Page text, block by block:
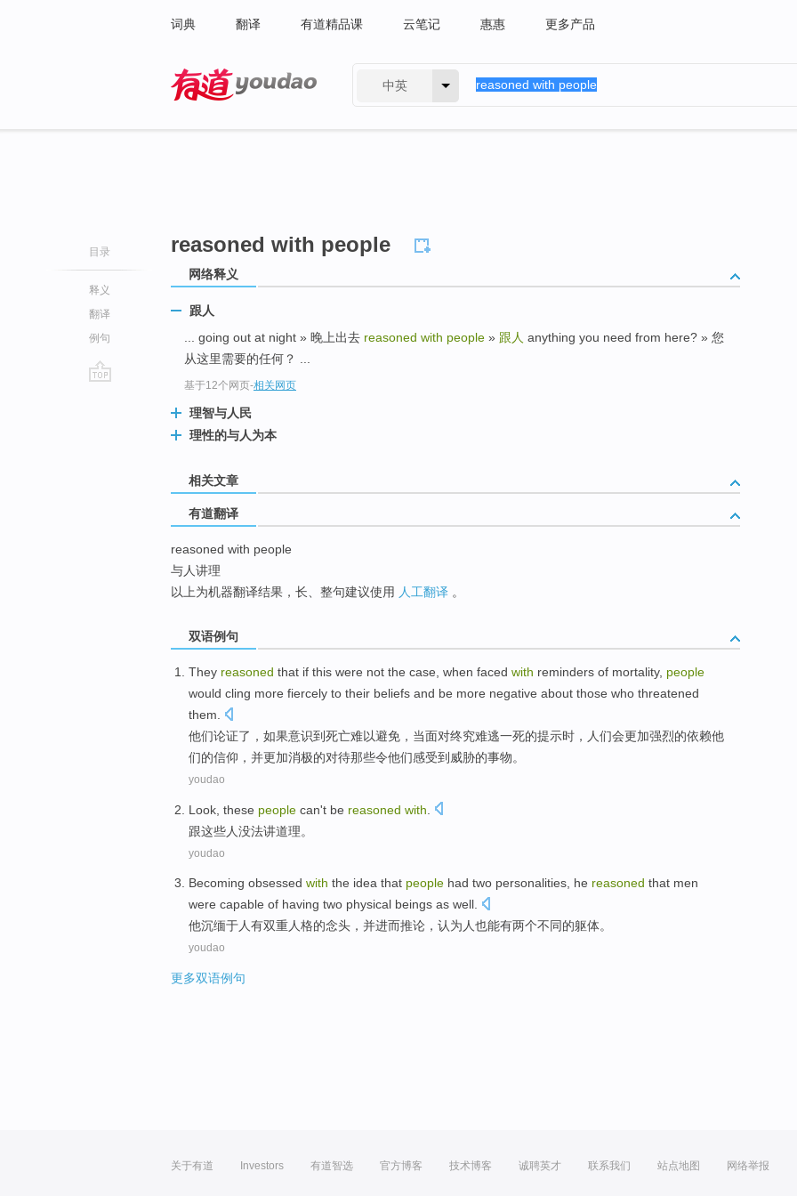
词典 翻译 有道精品课 云笔记 惠惠 更多产品
中英
目录
释义
翻译
例句
reasoned with people
网络释义
跟人
... going out at night » 晚上出去 reasoned with people » 跟人 anything you need from here? » 您
从这里需要的任何？ ...
基于12个网页-相关网页
理智与人民
理性的与人为本
相关文章
有道翻译
reasoned with people
与人讲理
以上为机器翻译结果，长、整句建议使用 人工翻译 。
双语例句
They reasoned that if this were not the case, when faced with reminders of mortality, people
would cling more fiercely to their beliefs and be more negative about those who threatened
them
他们论证了 ， 如果意识到死亡难以避免， 当面对终究难逃一死的提示时， 人们会更加强烈的依赖他
们的信仰 ， 并更加消极的对待那些令他们感受到 威胁的事物。
youdao
Look these people can't be reasoned with
跟这些人没法讲道理。
youdao
Becoming obsessed with the idea that people had two personalities, he reasoned that men
were capable of having two physical beings as well.
他沉缅于人有双重人格的念头 ， 并进而推论，认为人也能有两个不同的躯体。
youdao
更多双语例句
关于有道 Investors 有道智选 官方博客 技术博客 诚聘英才 联系我们 站点地图 网络举报